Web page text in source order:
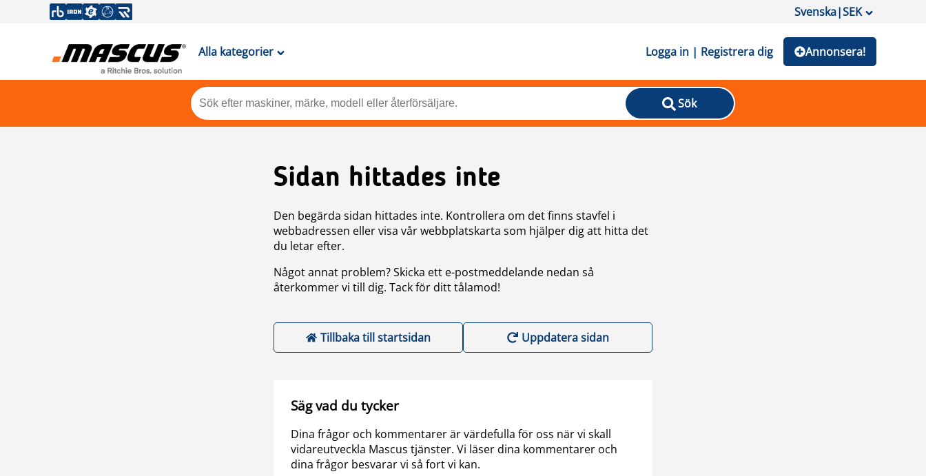
Svenska|SEK
Alla kategorier Logga in | Registrera dig Annonsera!
Sök
Sidan hittades inte
Den begärda sidan hittades inte. Kontrollera om det finns stavfel i
webbadressen eller visa vår webbplatskarta som hjälper dig att hitta det
du letar efter.
Något annat problem? Skicka ett e-postmeddelande nedan så
återkommer vi till dig. Tack för ditt tålamod!
Tillbaka till startsidan Uppdatera sidan
Säg vad du tycker
Dina frågor och kommentarer är värdefulla för oss när vi skall
vidareutveckla Mascus tjänster. Vi läser dina kommentarer och
dina frågor besvarar vi så fort vi kan.